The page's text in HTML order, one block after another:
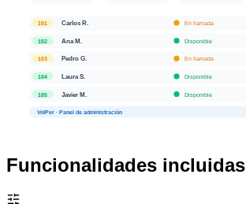
101 Carlos R. En llamada
102 Ana M. Disponible
103 Pedro G. En llamada
104 Laura S. Disponible
105 Javier M. Disponible
VoIPer · Panel de administración
Funcionalidades incluidas